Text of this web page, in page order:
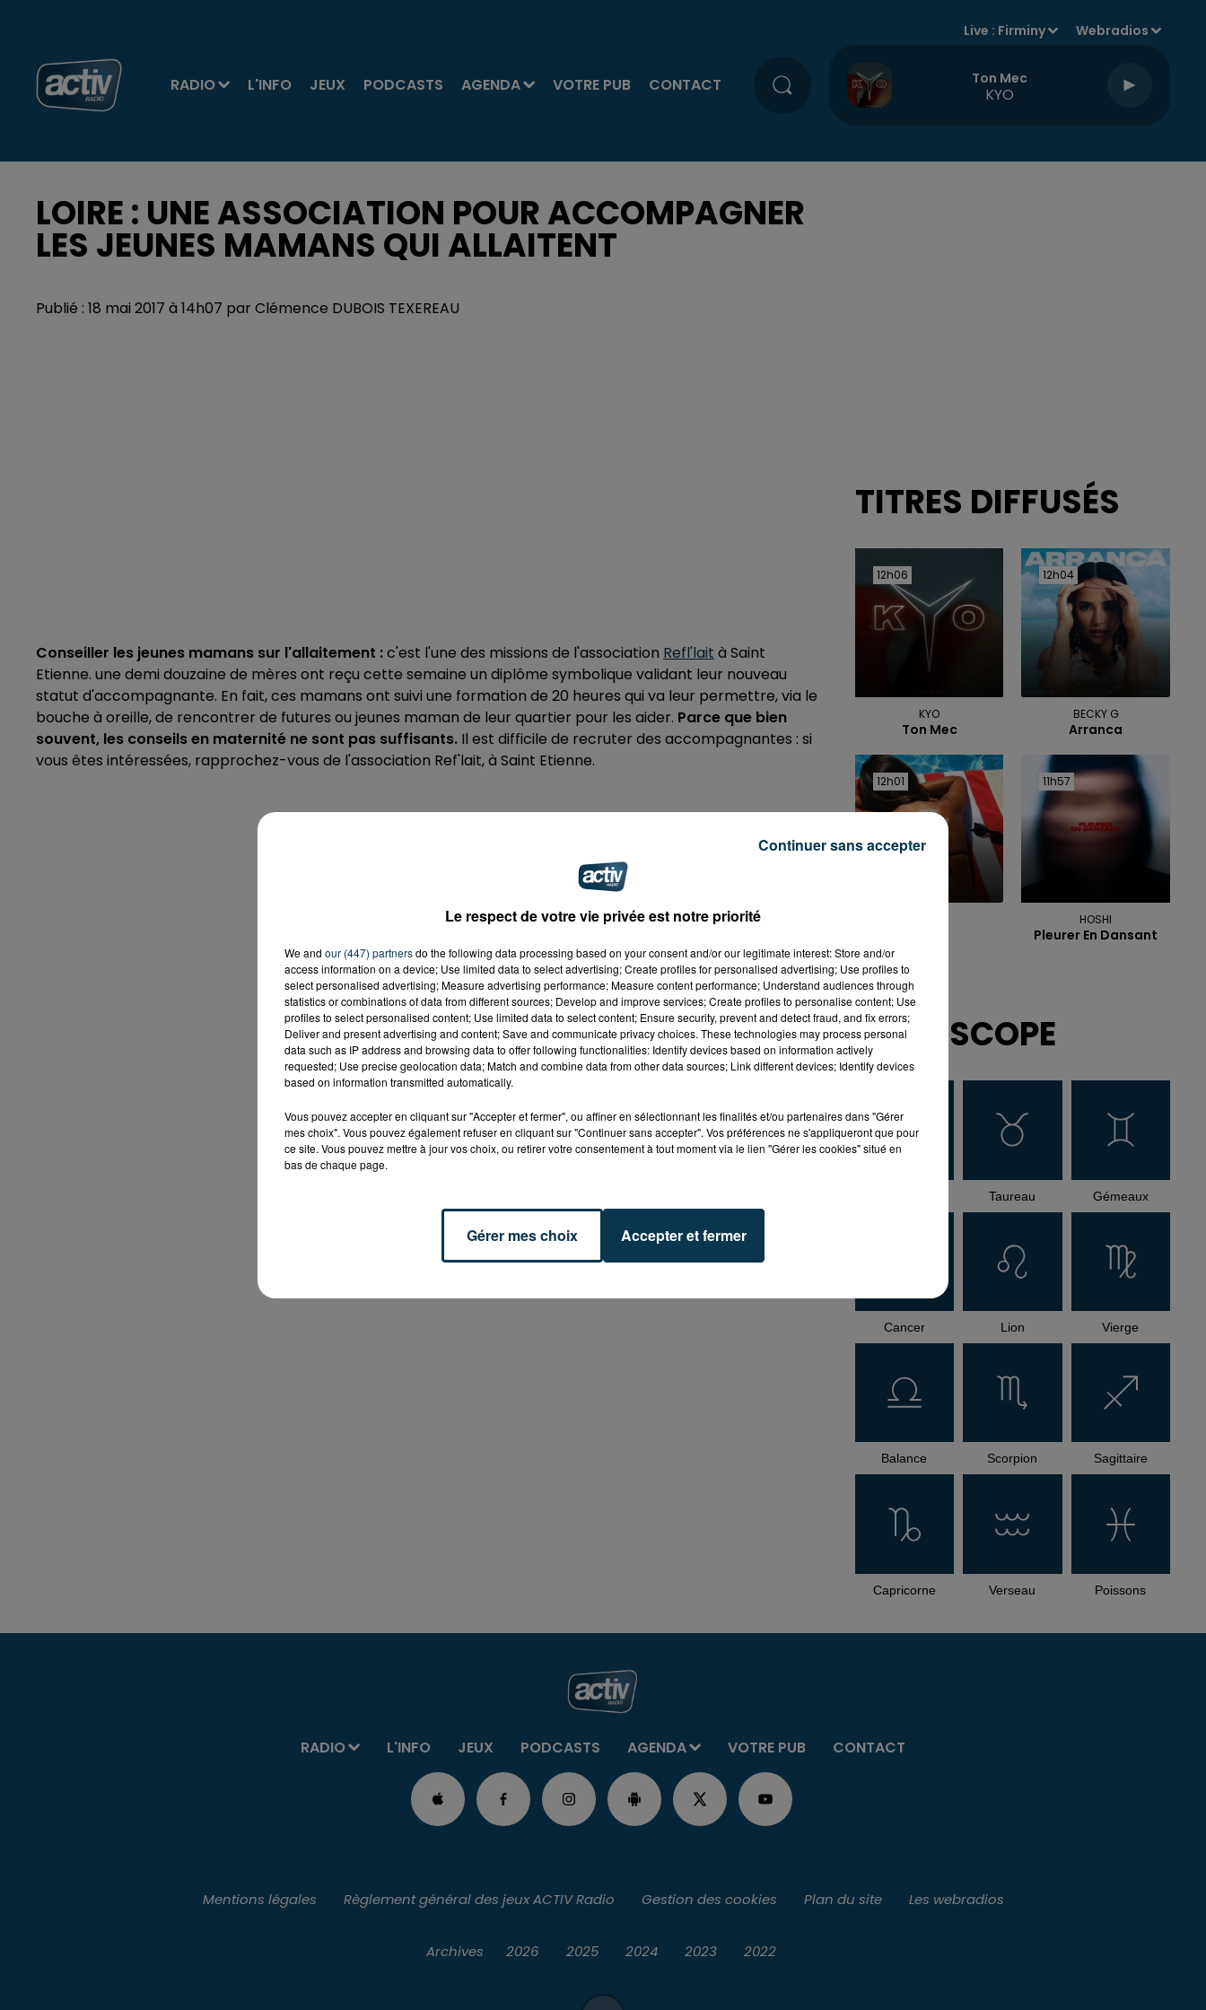
RADIO L'INFO JEUX PODCASTS AGENDA VOTRE PUB CONTACT
Live : Firminy Webradios
Ton Mec
KYO
LOIRE : UNE ASSOCIATION POUR ACCOMPAGNER
LES JEUNES MAMANS QUI ALLAITENT
Publié : 18 mai 2017 à 14h07 par Clémence DUBOIS TEXEREAU
Conseiller les jeunes mamans sur l'allaitement :c'est l'une des missions de l'association Refl'lait à Saint
Etienne. une demi douzaine de mères ont reçu cette semaine un diplôme symbolique validant leur nouveau
statut d'accompagnante. En fait, ces mamans ont suivi une formation de 20 heures qui va leur permettre, via le
bouche à oreille, de rencontrer de futures ou jeunes maman de leur quartier pour les aider. Parce que bien
souvent, les conseils en maternité ne sont pas suffisants. Il est difficile de recruter des accompagnantes : si
vous êtes intéressées, rapprochez-vous de l'association Ref'lait, à Saint Etienne.
TITRES DIFFUSÉS
12h06
12h06
KYO
Ton Mec
12h04
12h04
BECKY G
Arranca
12h01
12h01 11h57
11h57
HOSHI
Pleurer En Dansant
HOROSCOPE
Taureau Gémeaux
Cancer Lion Vierge
Balance Scorpion Sagittaire
Capricorne Verseau Poissons
RADIO L'INFO JEUX PODCASTS AGENDA VOTRE PUB CONTACT
Mentions légales Règlement général des jeux ACTIV Radio Gestion des cookies Plan du site Les webradios
Archives 2026 2025 2024 2023 2022
Le respect de votre vie privée est notre priorité
We and our (447) partnersdo the following data processing based on your consent and/or our legitimate interest: Store and/or
access information on a device; Use limited data to select advertising; Create profiles for personalised advertising; Use profiles to
select personalised advertising; Measure advertising performance; Measure content performance; Understand audiences through
statistics or combinations of data from different sources; Develop and improve services; Create profiles to personalise content; Use
profiles to select personalised content; Use limited data to select content; Ensure security, prevent and detect fraud, and fix errors;
Deliver and present advertising and content; Save and communicate privacy choices. These technologies may process personal
data such as IP address and browsing data to offer following functionalities: Identify devices based on information actively
requested; Use precise geolocation data; Match and combine data from other data sources; Link different devices; Identify devices
based on information transmitted automatically.
Vous pouvez accepter en cliquant sur "Accepter et fermer", ou affiner en sélectionnant les finalités et/ou partenaires dans "Gérer
mes choix". Vous pouvez également refuser en cliquant sur "Continuer sans accepter". Vos préférences ne s'appliqueront que pour
ce site. Vous pouvez mettre à jour vos choix, ou retirer votre consentement à tout moment via le lien "Gérer les cookies" situé en
bas de chaque page.
Gérer mes choix Accepter et fermer
Continuer sans accepter